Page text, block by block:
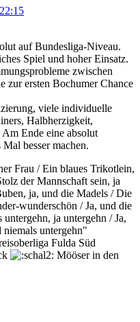
auf Bundesliga-Niveau.
Spiel und hoher Einsatz.
zwischen
zur ersten Bochumer Chance
viele individuelle
Halbherzigkeit,
Ende eine absolut
besser machen.
Frau / Ein blaues Trikotlein,
der Mannschaft sein, ja
ja, und die Madels / Die
wunderschön /Ja, und die
ja untergehn / Ja,
untergehn"
Fulda Süd
Mööser in den